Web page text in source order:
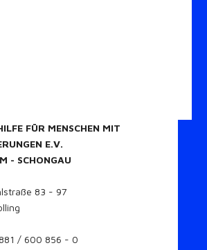
FÜR MENSCHEN MIT
E.V.
- SCHONGAU
83 - 97
/ 600 856 - 0